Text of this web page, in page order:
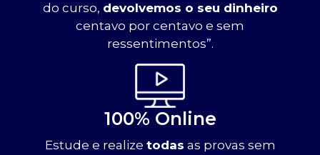
do curso, devolvemos o seu dinheiro
centavo por centavo e sem
ressentimentos”.
100% Online
Estude e realize todas as provas sem